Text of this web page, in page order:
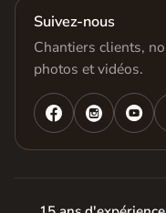
Suivez-nous
Chantiers clients,
photos et vidéos.
  